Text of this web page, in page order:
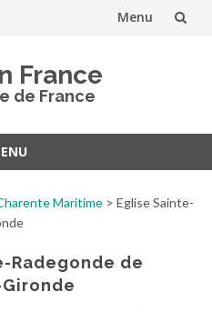
Menu
France
de France
Maritime > Eglise Sainte-
Radegonde de